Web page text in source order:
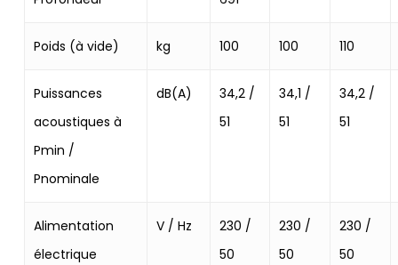
Poids (à vide) kg 100 100 110
Puissances
acoustiques à
Pmin /
Pnominale
dB(A)
34,2 /
51
34,1 /
51
34,2 /
51
Alimentation
électrique
V / Hz
230 /
50
230 /
50
230 /
50